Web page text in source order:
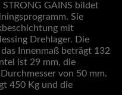
GAINS bildet
Sie
mit
Drehlager. Die
Innenmaß beträgt 132
ist 29 mm, die
von 50 mm.
450 Kg und die